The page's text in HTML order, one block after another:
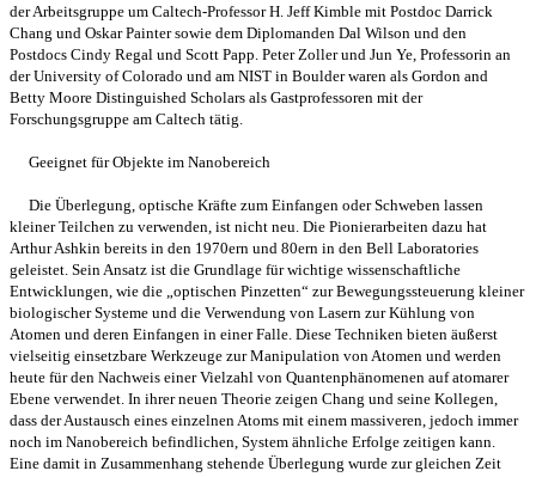
der Arbeitsgruppe um Caltech-Professor H. Jeff Kimble mit Postdoc Darrick
Chang und Oskar Painter sowie dem Diplomanden Dal Wilson und den
Postdocs Cindy Regal und Scott Papp. Peter Zoller und Jun Ye, Professorin an
der University of Colorado und am NIST in Boulder waren als Gordon and
Betty Moore Distinguished Scholars als Gastprofessoren mit der
Forschungsgruppe am Caltech tätig.
Geeignet für Objekte im Nanobereich
Die Überlegung, optische Kräfte zum Einfangen oder Schweben lassen
kleiner Teilchen zu verwenden, ist nicht neu. Die Pionierarbeiten dazu hat
Arthur Ashkin bereits in den 1970ern und 80ern in den Bell Laboratories
geleistet. Sein Ansatz ist die Grundlage für wichtige wissenschaftliche
Entwicklungen, wie die „optischen Pinzetten“ zur Bewegungssteuerung kleiner
biologischer Systeme und die Verwendung von Lasern zur Kühlung von
Atomen und deren Einfangen in einer Falle. Diese Techniken bieten äußerst
vielseitig einsetzbare Werkzeuge zur Manipulation von Atomen und werden
heute für den Nachweis einer Vielzahl von Quantenphänomenen auf atomarer
Ebene verwendet. In ihrer neuen Theorie zeigen Chang und seine Kollegen,
dass der Austausch eines einzelnen Atoms mit einem massiveren, jedoch immer
noch im Nanobereich befindlichen, System ähnliche Erfolge zeitigen kann.
Eine damit in Zusammenhang stehende Überlegung wurde zur gleichen Zeit